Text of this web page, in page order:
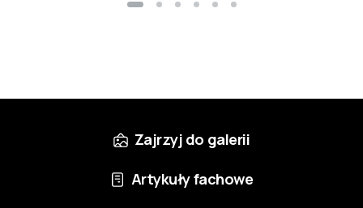
Zajrzyj do galerii
Artykuły fachowe